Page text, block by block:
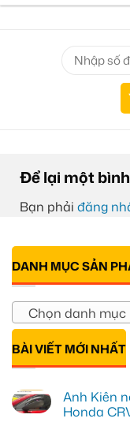
Để lại một
Bạn phải đăng
DANH MỤC SẢN
Chọn danh mục
BÀI VIẾT MỚI NHẤT
Anh Kiên
Honda